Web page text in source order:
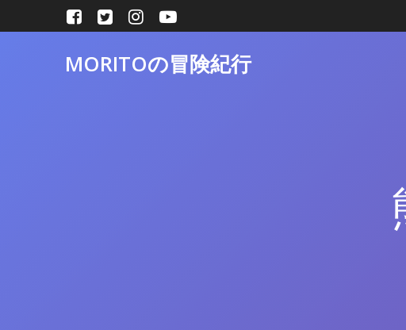
ン
MORITOの冒険紀行